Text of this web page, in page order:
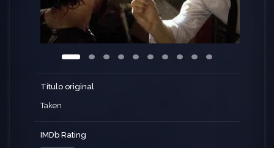
Título original
Taken
IMDb Rating